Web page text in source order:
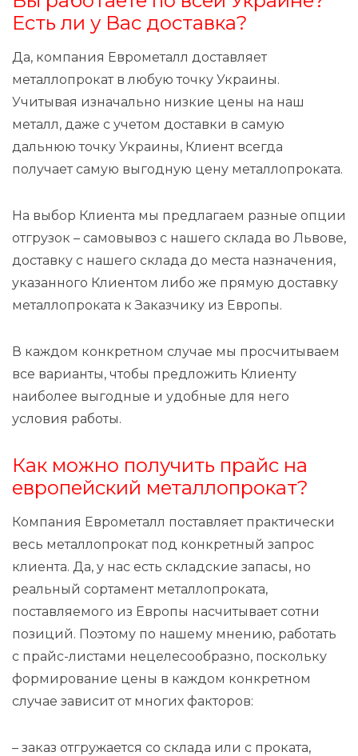
Есть ли у Вас доставка?
Да, компания Еврометалл доставляет
металлопрокат в любую точку Украины.
Учитывая изначально низкие цены на наш
металл, даже с учетом доставки в самую
дальнюю точку Украины, Клиент всегда
получает самую выгодную цену металлопроката.
На выбор Клиента мы предлагаем разные опции
отгрузок – самовывоз с нашего склада во Львове,
доставку с нашего склада до места назначения,
указанного Клиентом либо же прямую доставку
металлопроката к Заказчику из Европы.
В каждом конкретном случае мы просчитываем
все варианты, чтобы предложить Клиенту
наиболее выгодные и удобные для него
условия работы.
Как можно получить прайс на
европейский металлопрокат?
Компания Еврометалл поставляет практически
весь металлопрокат под конкретный запрос
клиента. Да, у нас есть складские запасы, но
реальный сортамент металлопроката,
поставляемого из Европы насчитывает сотни
позиций. Поэтому по нашему мнению, работать
с прайс-листами нецелесообразно, поскольку
формирование цены в каждом конкретном
случае зависит от многих факторов:
– заказ отгружается со склада или с проката,